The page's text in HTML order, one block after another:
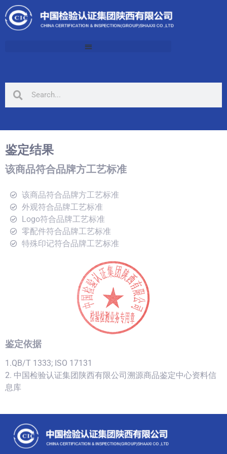
鉴定结果
该商品符合品牌方工艺标准
该商品符合品牌方工艺标准
外观符合品牌工艺标准
Logo符合品牌工艺标准
零配件符合品牌工艺标准
特殊印记符合品牌工艺标准
鉴定依据
1.QB/T 1333; ISO 17131
2. 中国检验认证集团陕西有限公司溯源商品鉴定中心资料信
息库